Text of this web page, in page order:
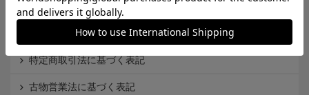
個人情報保護方針
Cookieポリシー
特定商取引法に基づく表記
古物営業法に基づく表記